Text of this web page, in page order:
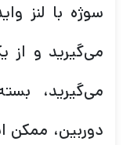
سوژه با لنز
می‌گیرید و
می‌گیرید،